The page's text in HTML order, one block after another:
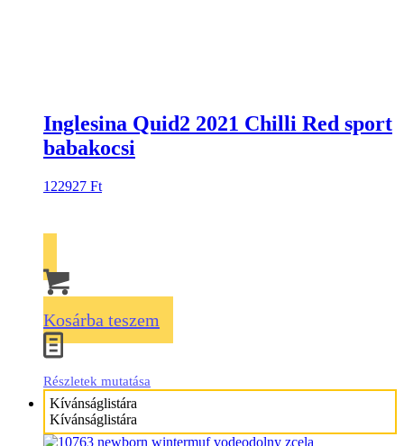
Inglesina Quid2 2021 Chilli Red sport
babakocsi
122927 Ft
Kosárba teszem
Részletek mutatása
Kívánságlistára
Kívánságlistára